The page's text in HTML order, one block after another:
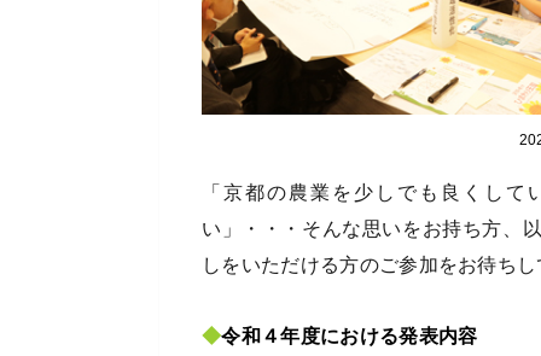
「京都の農業を少しでも良くし
い」・・・そんな思いをお持ち方、
しをいただける方のご参加をお待ち
◆令和４年度における発表内容